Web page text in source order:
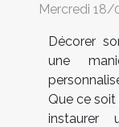
Mercredi
Décorer
une
Que ce
instaurer